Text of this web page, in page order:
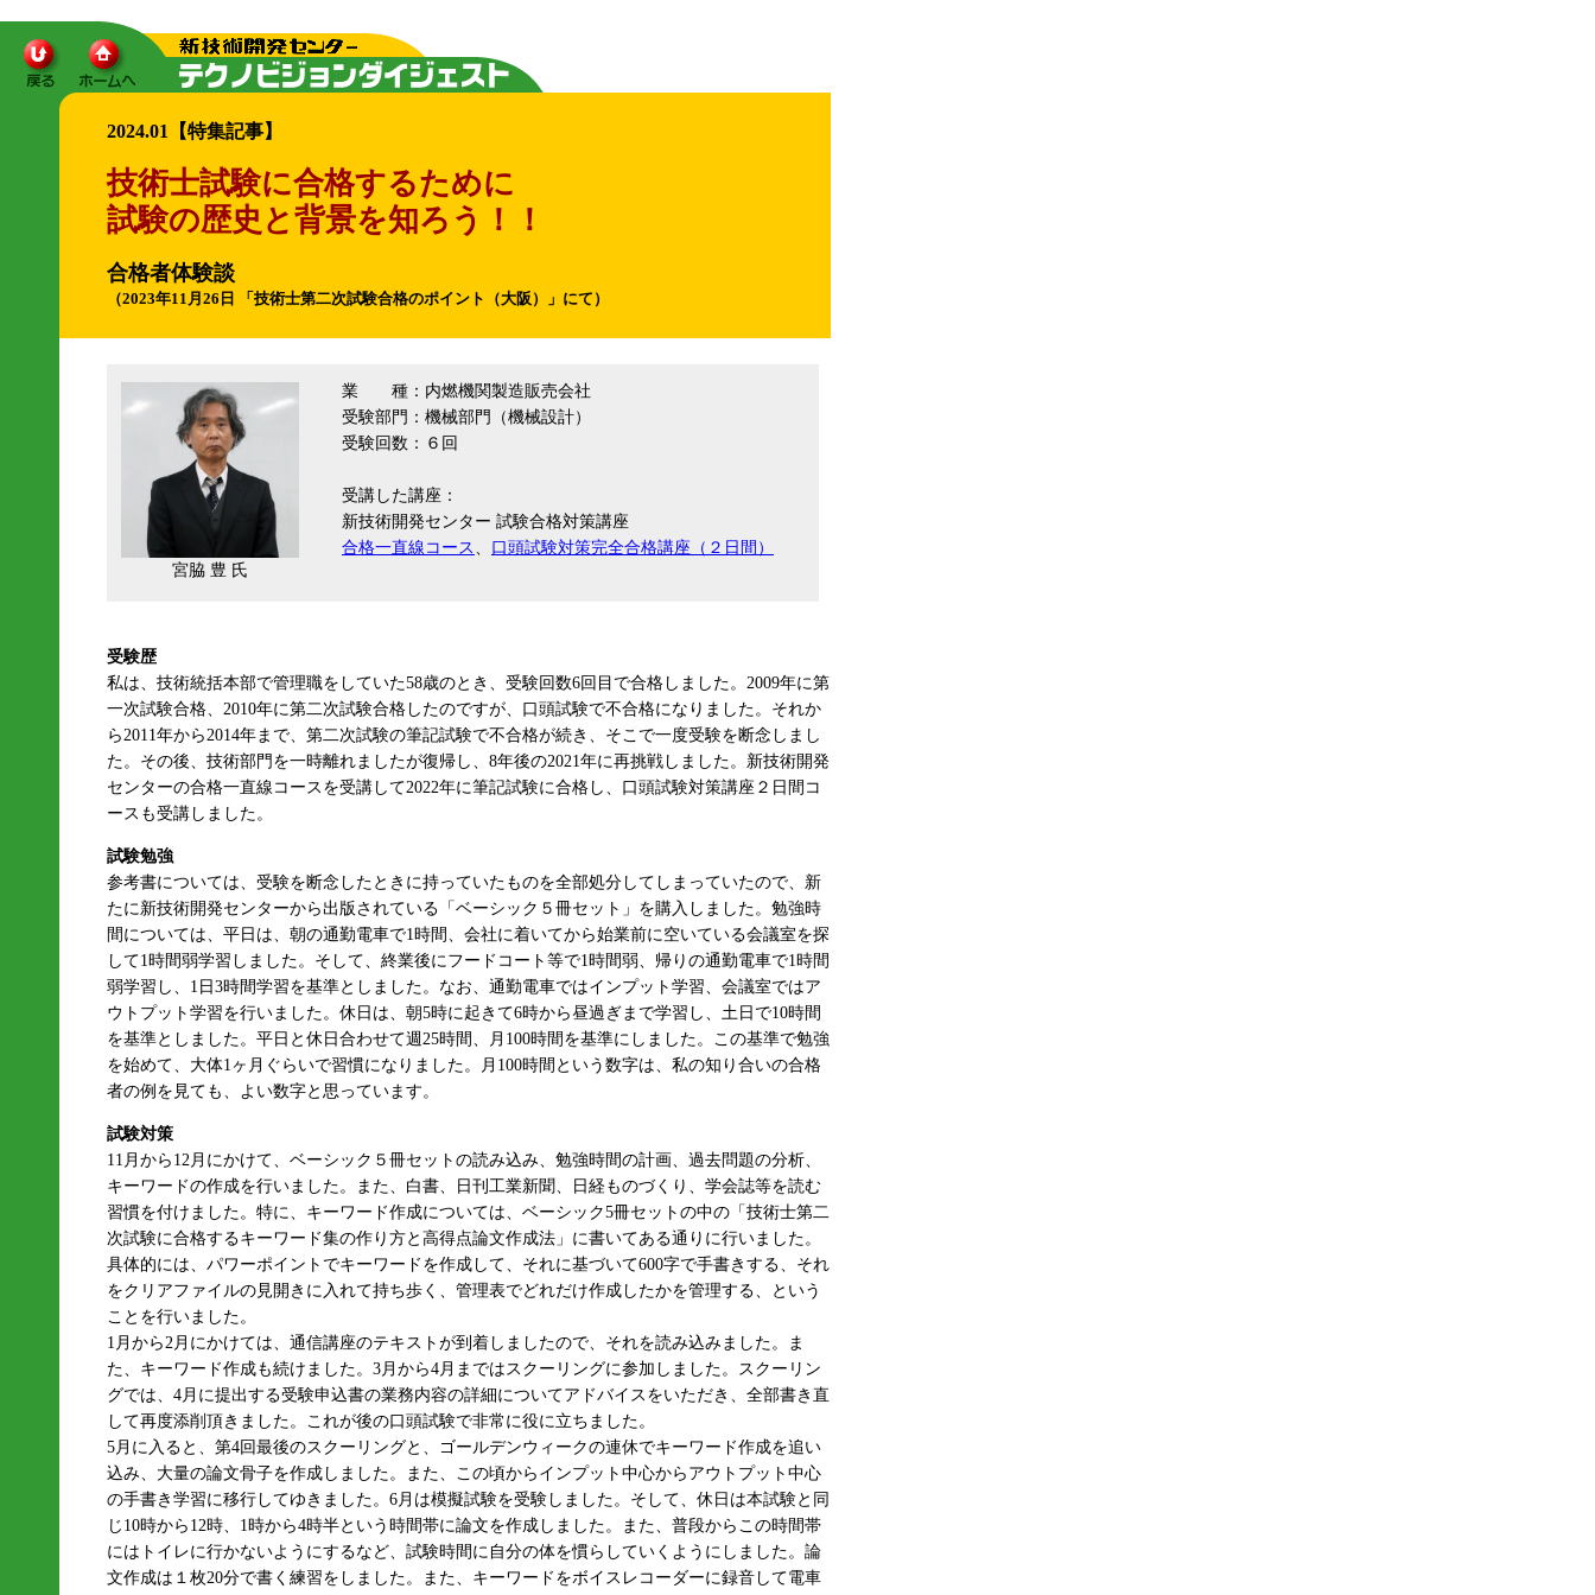
2024.01【特集記事】
技術士試験に合格するために
試験の歴史と背景を知ろう！！
合格者体験談
（2023年11月26日 「技術士第二次試験合格のポイント（大阪）」にて）
宮脇 豊 氏
業 種：内燃機関製造販売会社
受験部門：機械部門（機械設計）
受験回数：６回
受講した講座：
新技術開発センター 試験合格対策講座
合格一直線コース 、 口頭試験対策完全合格講座（２日間）
受験歴
私は、技術統括本部で管理職をしていた58歳のとき、受験回数6回目で合格しました。2009年に第
一次試験合格、2010年に第二次試験合格したのですが、口頭試験で不合格になりました。それか
ら2011年から2014年まで、第二次試験の筆記試験で不合格が続き、そこで一度受験を断念しまし
た。その後、技術部門を一時離れましたが復帰し、8年後の2021年に再挑戦しました。新技術開発
センターの合格一直線コースを受講して2022年に筆記試験に合格し、口頭試験対策講座２日間コ
ースも受講しました。
試験勉強
参考書については、受験を断念したときに持っていたものを全部処分してしまっていたので、新
たに新技術開発センターから出版されている「ベーシック５冊セット」を購入しました。勉強時
間については、平日は、朝の通勤電車で1時間、会社に着いてから始業前に空いている会議室を探
して1時間弱学習しました。そして、終業後にフードコート等で1時間弱、帰りの通勤電車で1時間
弱学習し、1日3時間学習を基準としました。なお、通勤電車ではインプット学習、会議室ではア
ウトプット学習を行いました。休日は、朝5時に起きて6時から昼過ぎまで学習し、土日で10時間
を基準としました。平日と休日合わせて週25時間、月100時間を基準にしました。この基準で勉強
を始めて、大体1ヶ月ぐらいで習慣になりました。月100時間という数字は、私の知り合いの合格
者の例を見ても、よい数字と思っています。
試験対策
11月から12月にかけて、ベーシック５冊セットの読み込み、勉強時間の計画、過去問題の分析、
キーワードの作成を行いました。また、白書、日刊工業新聞、日経ものづくり、学会誌等を読む
習慣を付けました。特に、キーワード作成については、ベーシック5冊セットの中の「技術士第二
次試験に合格するキーワード集の作り方と高得点論文作成法」に書いてある通りに行いました。
具体的には、パワーポイントでキーワードを作成して、それに基づいて600字で手書きする、それ
をクリアファイルの見開きに入れて持ち歩く、管理表でどれだけ作成したかを管理する、という
ことを行いました。
1月から2月にかけては、通信講座のテキストが到着しましたので、それを読み込みました。ま
た、キーワード作成も続けました。3月から4月まではスクーリングに参加しました。スクーリン
グでは、4月に提出する受験申込書の業務内容の詳細についてアドバイスをいただき、全部書き直
して再度添削頂きました。これが後の口頭試験で非常に役に立ちました。
5月に入ると、第4回最後のスクーリングと、ゴールデンウィークの連休でキーワード作成を追い
込み、大量の論文骨子を作成しました。また、この頃からインプット中心からアウトプット中心
の手書き学習に移行してゆきました。6月は模擬試験を受験しました。そして、休日は本試験と同
じ10時から12時、1時から4時半という時間帯に論文を作成しました。また、普段からこの時間帯
にはトイレに行かないようにするなど、試験時間に自分の体を慣らしていくようにしました。論
文作成は１枚20分で書く練習をしました。また、キーワードをボイスレコーダーに録音して電車